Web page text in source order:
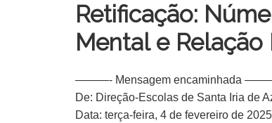
Retificação:
Mental e Relação
———- Mensagem encaminhada
De: Direção-Escolas de Santa Iria de
Data: terça-feira, 4 de fevereiro de